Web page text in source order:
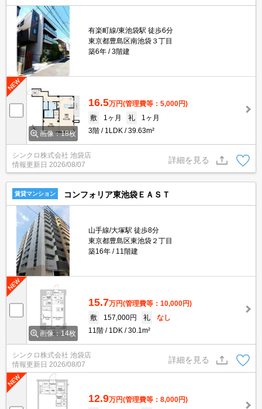
有楽町線/東池袋駅 徒歩6分
東京都豊島区南池袋３丁目
築6年
3階建
画像：18枚
16.5万円(管理費等：5,000円)
敷
1ヶ月 礼
1ヶ月
3階
1LDK 39.63m²
シンクロ株式会社 池袋店
情報更新日 2026/08/07
詳細を見る
賃貸マンション コンフォリア東池袋ＥＡＳＴ
山手線/大塚駅 徒歩8分
東京都豊島区東池袋２丁目
築16年
11階建
画像：14枚
15.7万円(管理費等：10,000円)
敷
157,000円 礼
なし
11階
1DK 30.1m²
シンクロ株式会社 池袋店
情報更新日 2026/08/07
詳細を見る
12.9万円(管理費等：8,000円)